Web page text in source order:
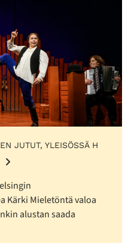
JUTUT, YLEISÖSSÄ H
Kärki Mieletöntä valoa
alustan saada